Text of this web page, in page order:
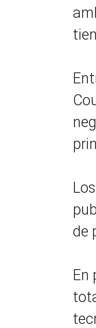
de
En